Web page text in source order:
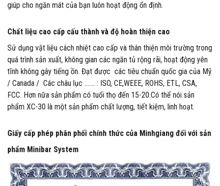
giúp cho ngăn mát của bạn luôn hoạt động ổn định.
Chất liệu cao cấp cấu thành và độ hoàn thiện cao
Sử dụng vật liệu cách nhiệt cao cấp và thân thiện môi trường trong
quá trình sản xuất, không gian các ngăn tủ rộng rãi, hoạt động yên
tĩnh không gây tiếng ồn. Đạt được các tiêu chuẩn quốc gia của Mỹ
/ Canada / Các châu lục ……. : ISO, CE,WEEE, ROHS, ETL, CSA,
FCC. Hơn nữa sản phẩm có tuổi thọ đến 15-20.Có thể nói sản
phẩm XC-30 là một sản phẩm chất lượng, tiết kiệm, linh hoạt.
Giấy cấp phép phân phối chính thức của Minhgiang đối với sản
phẩm Minibar System